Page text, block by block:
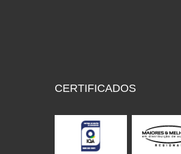
DIVERSOS
DOMINATOR (64)
CERTIFICADOS